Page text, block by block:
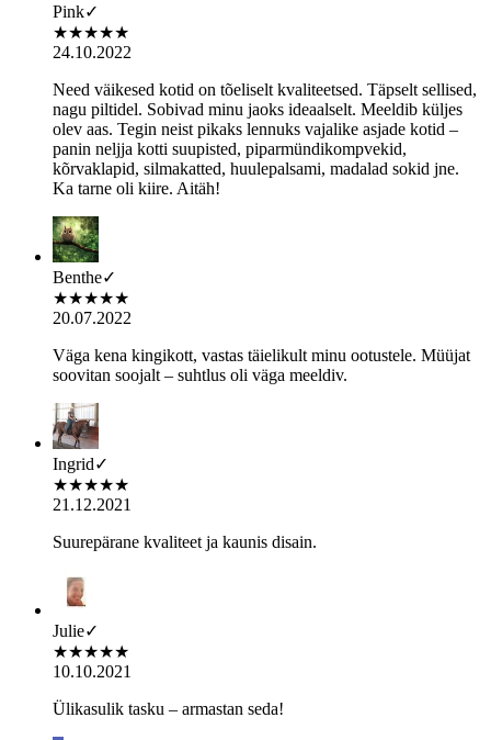
Pink✓
★★★★★
24.10.2022
Need väikesed kotid on tõeliselt kvaliteetsed. Täpselt sellised,
nagu piltidel. Sobivad minu jaoks ideaalselt. Meeldib küljes
olev aas. Tegin neist pikaks lennuks vajalike asjade kotid –
panin neljja kotti suupisted, piparmündikompvekid,
kõrvaklapid, silmakatted, huulepalsami, madalad sokid jne.
Ka tarne oli kiire. Aitäh!
Benthe✓
★★★★★
20.07.2022
Väga kena kingikott, vastas täielikult minu ootustele. Müüjat
soovitan soojalt – suhtlus oli väga meeldiv.
Ingrid✓
★★★★★
21.12.2021
Suurepärane kvaliteet ja kaunis disain.
Julie✓
★★★★★
10.10.2021
Ülikasulik tasku – armastan seda!